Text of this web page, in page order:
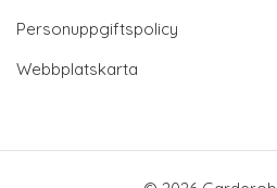
Personuppgiftspolicy
Webbplatskarta